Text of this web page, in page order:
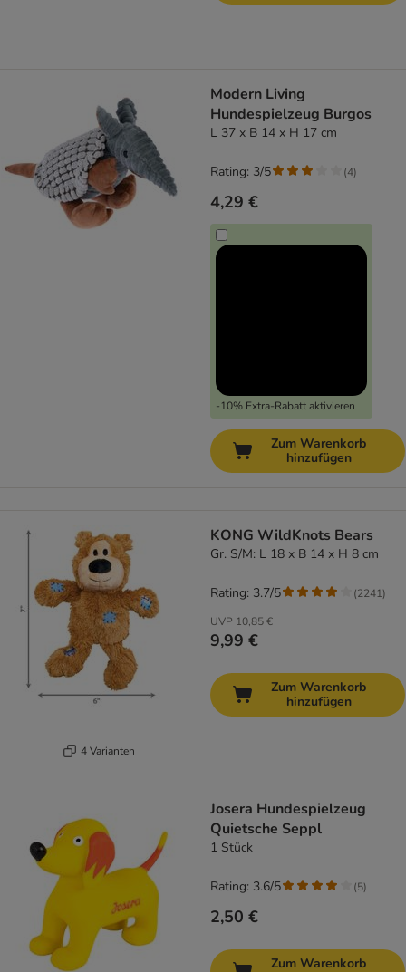
Modern Living
Hundespielzeug Burgos
L 37 x B 14 x H 17 cm
4,29 €
-10% Extra-Rabatt aktivieren
Rating: 3/5 (4)
Zum Warenkorb
hinzufügen
4 Varianten
KONG WildKnots Bears
Gr. S/M: L 18 x B 14 x H 8 cm
UVP 10,85 €
9,99 €
Rating: 3.7/5 (2241)
Zum Warenkorb
hinzufügen
Josera Hundespielzeug
Quietsche Seppl
1 Stück
2,50 €
Rating: 3.6/5 (5)
Zum Warenkorb